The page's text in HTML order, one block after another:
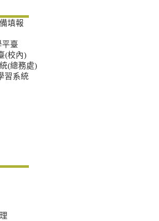
填報
平臺
(校內)
(總務處)
習系統